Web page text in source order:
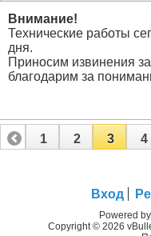
Внимание!
Технические работы
дня.
Приносим извинения
благодарим за
1 2 3 4
Вход
Powered by
Copyright © 2026